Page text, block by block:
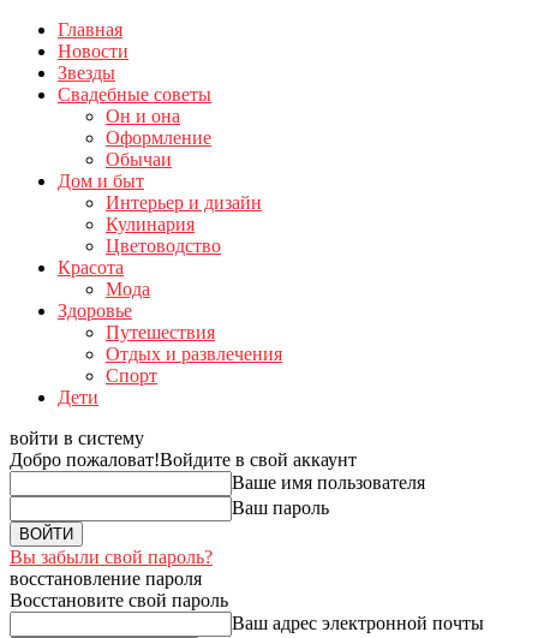
Главная
Новости
Звезды
Свадебные советы
Он и она
Оформление
Обычаи
Дом и быт
Интерьер и дизайн
Кулинария
Цветоводство
Красота
Мода
Здоровье
Путешествия
Отдых и развлечения
Спорт
Дети
войти в систему
Добро пожаловат!Войдите в свой аккаунт
Ваше имя пользователя
Ваш пароль
Вы забыли свой пароль?
восстановление пароля
Восстановите свой пароль
Ваш адрес электронной почты